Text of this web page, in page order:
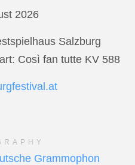
2026
Salzburg
Così fan tutte KV 588
Grammophon